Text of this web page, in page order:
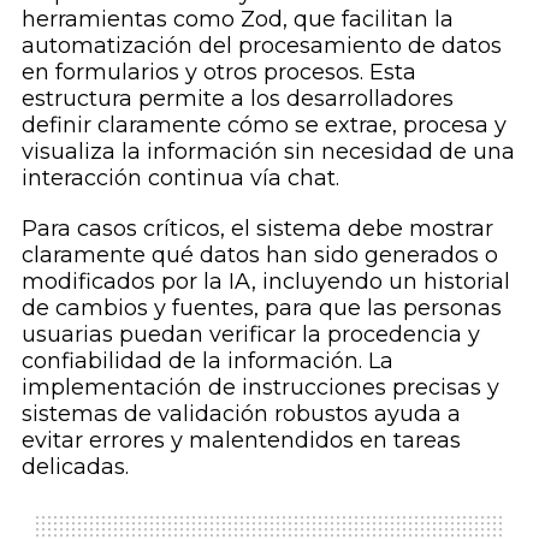
herramientas como Zod, que facilitan la
automatización del procesamiento de datos
en formularios y otros procesos. Esta
estructura permite a los desarrolladores
definir claramente cómo se extrae, procesa y
visualiza la información sin necesidad de una
interacción continua vía chat.
Para casos críticos, el sistema debe mostrar
claramente qué datos han sido generados o
modificados por la IA, incluyendo un historial
de cambios y fuentes, para que las personas
usuarias puedan verificar la procedencia y
confiabilidad de la información. La
implementación de instrucciones precisas y
sistemas de validación robustos ayuda a
evitar errores y malentendidos en tareas
delicadas.